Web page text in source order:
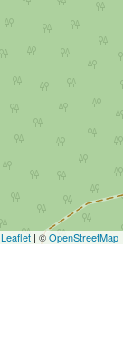
Leaflet | ©OpenStreetMap